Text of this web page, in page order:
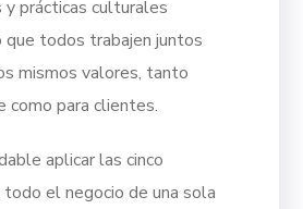
prácticas culturales
que todos trabajen juntos
mismos valores, tanto
como para clientes.
aplicar las cinco
el negocio de una sola